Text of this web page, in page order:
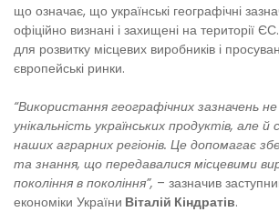
що означає, що українські географічні
офіційно визнані і захищені на території
для розвитку місцевих виробників і
європейські ринки.
“Використання географічних зазначень
унікальність українських продуктів, але
наших аграрних регіонів. Це допомагає
та знання, що передавалися місцевими
покоління в покоління”, – зазначив
економіки України Віталій Кіндратів.